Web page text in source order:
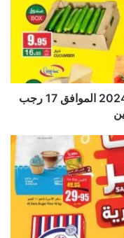
عروض سبار السعودية اليوم 29 يناير 2024 الموافق 17 رجب